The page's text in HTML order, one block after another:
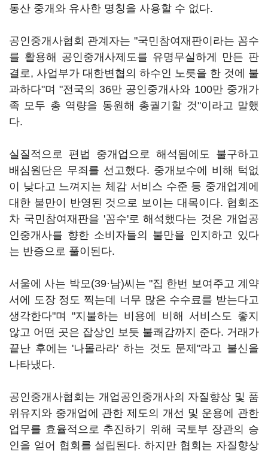
동산 중개와 유사한 명칭을 사용할 수 없다.
공인중개사협회 관계자는 "국민참여재판이라는 꼼수
를 활용해 공인중개사제도를 유명무실하게 만든 판
결로, 사업부가 대한변협의 하수인 노릇을 한 것에 불
과하다"며 "전국의 36만 공인중개사와 100만 중개가
족 모두 총 역량을 동원해 총궐기할 것"이라고 말했
다.
실질적으로 편법 중개업으로 해석됨에도 불구하고
배심원단은 무죄를 선고했다. 중개보수에 비해 턱없
이 낮다고 느껴지는 체감 서비스 수준 등 중개업계에
대한 불만이 반영된 것으로 보이는 대목이다. 협회조
차 국민참여재판을 '꼼수'로 해석했다는 것은 개업공
인중개사를 향한 소비자들의 불만을 인지하고 있다
는 반증으로 풀이된다.
서울에 사는 박모(39·남)씨는 "집 한번 보여주고 계약
서에 도장 정도 찍는데 너무 많은 수수료를 받는다고
생각한다"며 "지불하는 비용에 비해 서비스도 좋지
않고 어떤 곳은 잡상인 보듯 불쾌감까지 준다. 거래가
끝난 후에는 '나몰라라' 하는 것도 문제"라고 불신을
나타냈다.
공인중개사협회는 개업공인중개사의 자질향상 및 품
위유지와 중개업에 관한 제도의 개선 및 운용에 관한
업무를 효율적으로 추진하기 위해 국토부 장관의 승
인을 얻어 협회를 설립된다. 하지만 협회는 자질향상